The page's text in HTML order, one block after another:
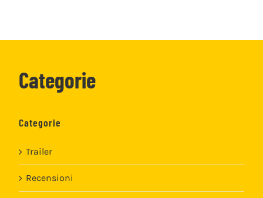
Categorie
Categorie
Trailer
Recensioni